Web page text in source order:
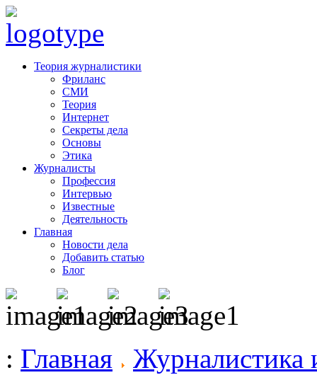
Теория журналистики
Фриланс
СМИ
Теория
Интернет
Секреты дела
Основы
Этика
Журналисты
Профессия
Интервью
Известные
Деятельность
Главная
Новости дела
Добавить статью
Блог
: Главная Журналистика